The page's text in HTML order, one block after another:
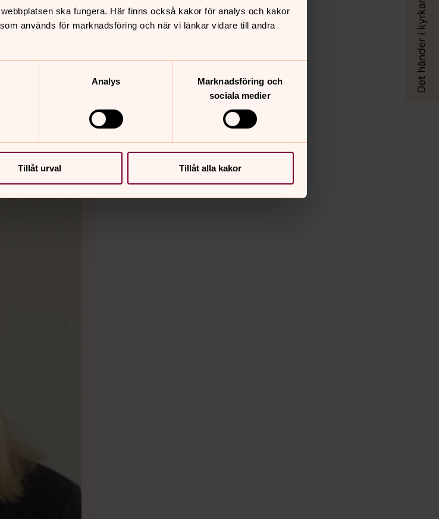
ska fungera. Här finns också kakor för analys och kakor
används för marknadsföring och när vi länkar vidare till andra
Analys
Marknadsföring och
sociala medier
Tillåt urval Tillåt alla kakor